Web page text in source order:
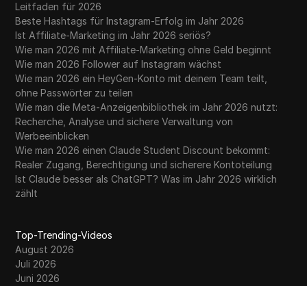
Leitfaden für 2026
Beste Hashtags für Instagram-Erfolg im Jahr 2026
Ist Affiliate-Marketing im Jahr 2026 seriös?
Wie man 2026 mit Affiliate-Marketing ohne Geld beginnt
Wie man 2026 Follower auf Instagram wächst
Wie man 2026 ein HeyGen-Konto mit deinem Team teilt,
ohne Passwörter zu teilen
Wie man die Meta-Anzeigenbibliothek im Jahr 2026 nutzt:
Recherche, Analyse und sichere Verwaltung von
Werbeeinblicken
Wie man 2026 einen Claude Student Discount bekommt:
Realer Zugang, Berechtigung und sicherere Kontoteilung
Ist Claude besser als ChatGPT? Was im Jahr 2026 wirklich
zählt
Top-Trending-Videos
August 2026
Juli 2026
Juni 2026